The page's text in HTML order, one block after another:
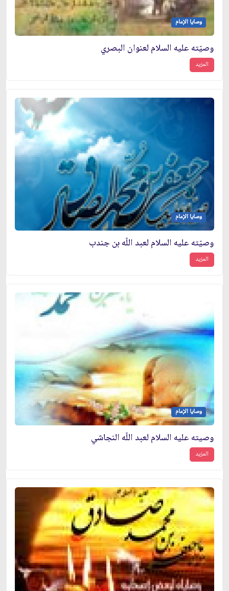
وصايا الإمام
وصيّته عليه السلام لعنوان البصري
المزيد
وصايا الإمام
وصيّته عليه السلام لعبد اللّه بن جندب
المزيد
وصايا الإمام
وصيته عليه السلام لعبد اللّه النجاشي
المزيد